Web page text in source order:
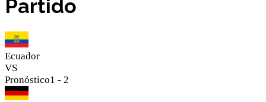
Partido
Ecuador
VS
Pronóstico1 - 2